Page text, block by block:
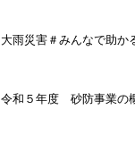
大雨災害＃みんなで助か
令和５年度 砂防事業の